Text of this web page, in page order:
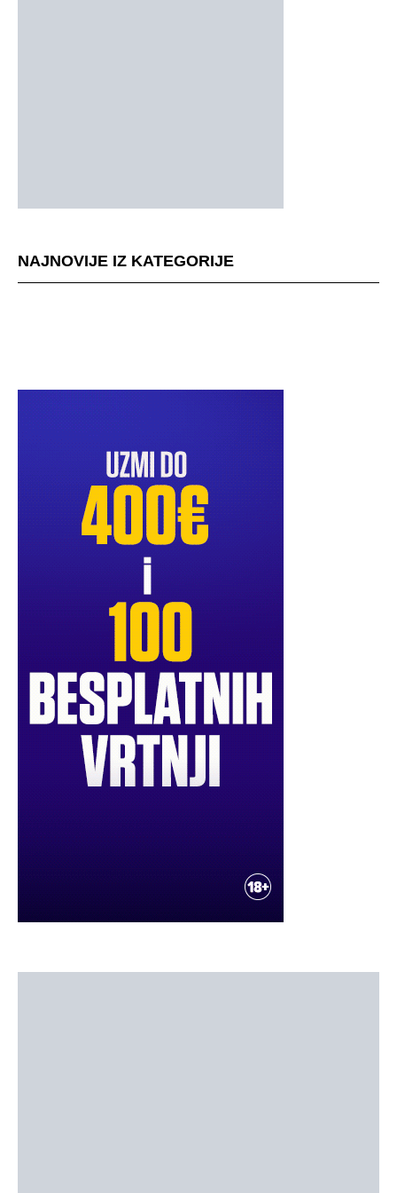
NAJNOVIJE IZ KATEGORIJE